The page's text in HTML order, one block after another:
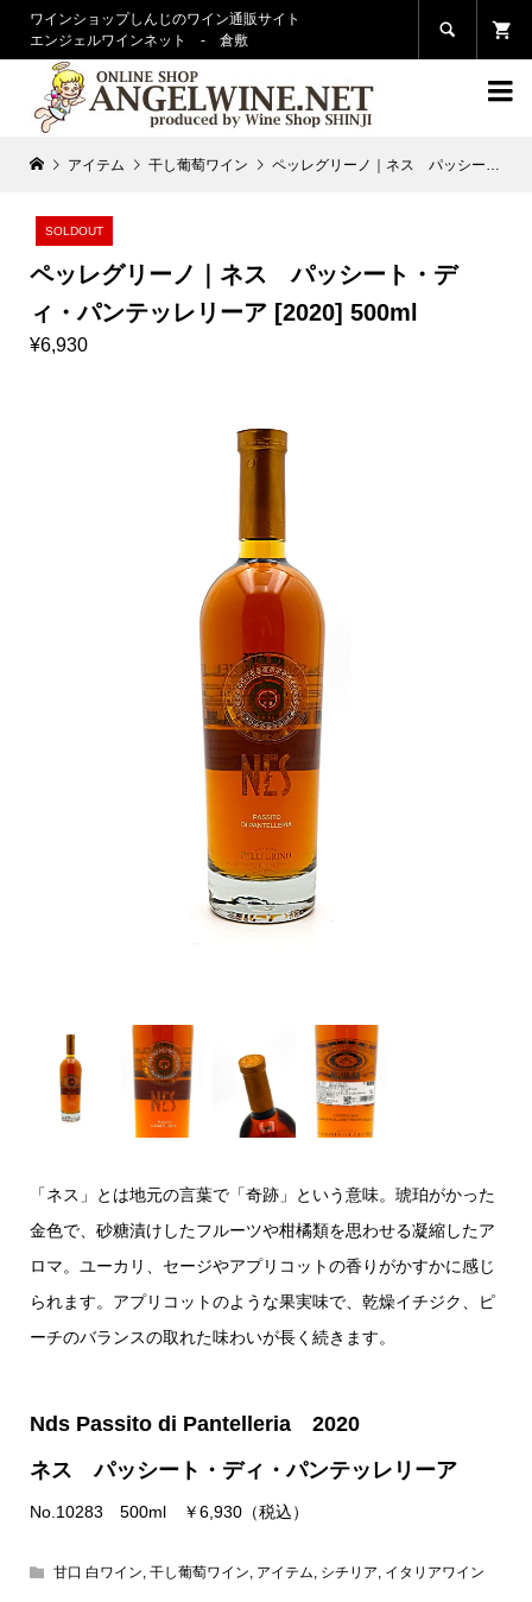
ワインショップしんじのワイン通販サイト
エンジェルワインネット - 倉敷


アイテム 干し葡萄ワイン ペッレグリーノ｜ネス パッシート・ディ・パンテッレリーア [2020] 500ml
SOLDOUT
ペッレグリーノ｜ネス パッシート・デ
ィ・パンテッレリーア [2020] 500ml
¥6,930
「ネス」とは地元の言葉で「奇跡」という意味。琥珀がかった
金色で、砂糖漬けしたフルーツや柑橘類を思わせる凝縮したア
ロマ。ユーカリ、セージやアプリコットの香りがかすかに感じ
られます。アプリコットのような果実味で、乾燥イチジク、ピ
ーチのバランスの取れた味わいが長く続きます。
Nds Passito di Pantelleria 2020
ネス パッシート・ディ・パンテッレリーア
No.10283 500ml ￥6,930（税込）
甘口 白ワイン 干し葡萄ワイン アイテム シチリア イタリアワイン